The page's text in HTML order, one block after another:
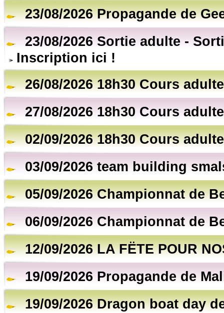
23/08/2026 Propagande de
23/08/2026 Sortie adulte -
Inscription ici !
26/08/2026 18h30 Cours
27/08/2026 18h30 Cours
02/09/2026 18h30 Cours
03/09/2026 team building
05/09/2026 Championnat de
06/09/2026 Championnat de
12/09/2026 LA FËTE POUR
19/09/2026 Propagande de
19/09/2026 Dragon boat day